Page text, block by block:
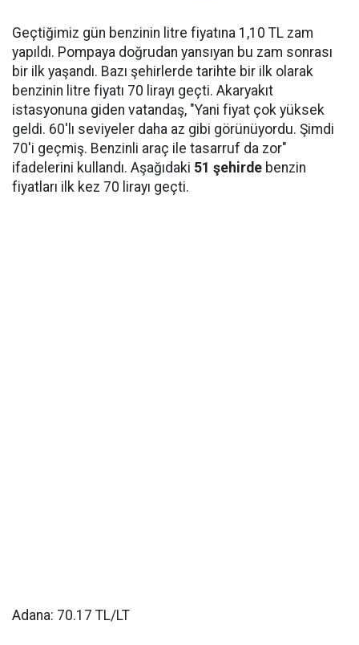
Geçtiğimiz gün benzinin litre fiyatına 1,10 TL zam
yapıldı. Pompaya doğrudan yansıyan bu zam sonrası
bir ilk yaşandı. Bazı şehirlerde tarihte bir ilk olarak
benzinin litre fiyatı 70 lirayı geçti. Akaryakıt
istasyonuna giden vatandaş, "Yani fiyat çok yüksek
geldi. 60'lı seviyeler daha az gibi görünüyordu. Şimdi
70'i geçmiş. Benzinli araç ile tasarruf da zor"
ifadelerini kullandı. Aşağıdaki 51 şehirde benzin
fiyatları ilk kez 70 lirayı geçti.
Adana: 70.17 TL/LT